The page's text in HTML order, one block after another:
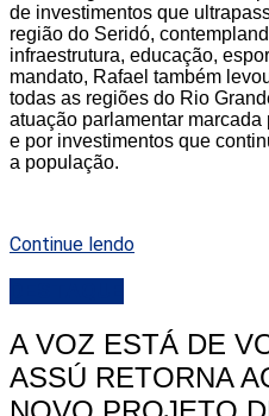
de investimentos que
região do Seridó,
infraestrutura, educação,
mandato, Rafael também
todas as regiões do Rio
atuação parlamentar
e por investimentos que
a população.
Continue lendo
A VOZ ESTÁ DE
ASSÚ RETORNA